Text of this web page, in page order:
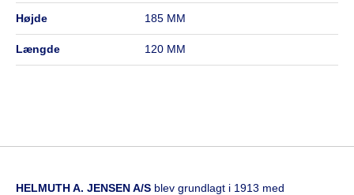
højde 185 MM
længde 120 MM
HELMUTH A. JENSEN A/S blev grundlagt i 1913 med